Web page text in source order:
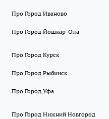
Про Город Иваново
Про Город Йошкар-Ола
Про Город Курск
Про Город Рыбинск
Про Город Уфа
Про Город Нижний Новгород